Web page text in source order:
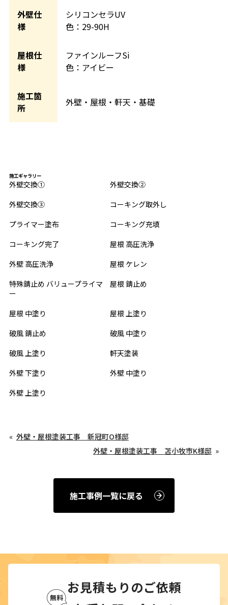
外壁仕
様
シリコンセラUV
色：29-90H
屋根仕
様
ファインルーフSi
色：アイビー
施工箇
所
外壁・屋根・軒天・基礎
施工ギャラリー
外壁交換①
外壁交換②
外壁交換③
コーキング取外し
プライマー塗布
コーキング充填
コーキング完了
屋根 高圧洗浄
外壁 高圧洗浄
屋根 ケレン
特殊錆止め バリュープライマ
ー
屋根 錆止め
屋根 中塗り
屋根 上塗り
破風 錆止め
破風 中塗り
破風 上塗り
軒天塗装
外壁 下塗り
外壁 中塗り
外壁 上塗り
外壁・屋根塗装工事 新冠町O様邸
外壁・屋根塗装工事 苫小牧市K様邸
施工事例一覧に戻る
お見積もりのご依頼